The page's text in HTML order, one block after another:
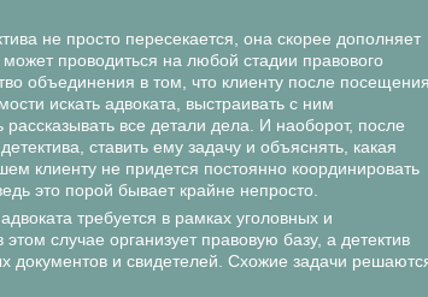
не просто пересекается, она скорее дополняет
проводиться на любой стадии правового
объединения в том, что клиенту после посещения
искать адвоката, выстраивать с ним
все детали дела. И наоборот, после
ставить ему задачу и объяснять, какая
клиенту не придется постоянно координировать
это порой бывает крайне непросто.
требуется в рамках уголовных и
случае организует правовую базу, а детектив
документов и свидетелей. Схожие задачи